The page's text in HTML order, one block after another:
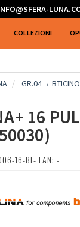
COLLEZIONI
GR.04→
16
16-BT- EAN: -